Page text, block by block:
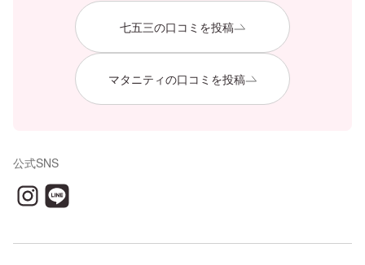
七五三の口コミを投稿
マタニティの口コミを投稿
公式SNS